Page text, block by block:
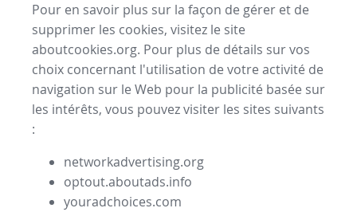
Pour en savoir plus sur la façon de gérer et de
supprimer les cookies, visitez le site
aboutcookies.org. Pour plus de détails sur vos
choix concernant l'utilisation de votre activité de
navigation sur le Web pour la publicité basée sur
les intérêts, vous pouvez visiter les sites suivants
:
networkadvertising.org
optout.aboutads.info
youradchoices.com